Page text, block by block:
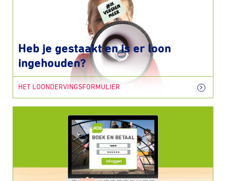
Heb je gestaakt en is er loon
ingehouden?
HET LOONDERVINGSFORMULIER